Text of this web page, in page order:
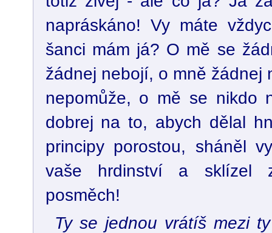
napráskáno! Vy máte
šanci mám já? O mě se
žádnej nebojí, o mně žádnej
nepomůže, o mě se nikdo
dobrej na to, abych dělal
principy porostou, sháněl
vaše hrdinství a sklízel
posměch!
Ty se jednou vrátíš mezi